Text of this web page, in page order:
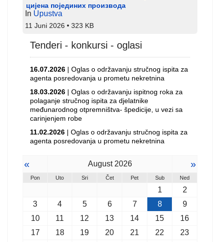
цијена појединих производа
In Upustva
11 Juni 2026 323 KB
Tenderi - konkursi - oglasi
16.07.2026 | Oglas o održavanju stručnog ispita za
agenta posredovanja u prometu nekretnina
18.03.2026 | Oglas o održavanju ispitnog roka za
polaganje stručnog ispita za djelatnike
međunarodnog otpremništva- špedicije, u vezi sa
carinjenjem robe
11.02.2026 | Oglas o održavanju stručnog ispita za
agenta posredovanja u prometu nekretnina
« August 2026 »
Pon Uto Sri Čet Pet Sub Ned
1
2
3
4 5 6 7 8
9
10
11 12 13 14 15
16
17
18 19 20 21 22
23